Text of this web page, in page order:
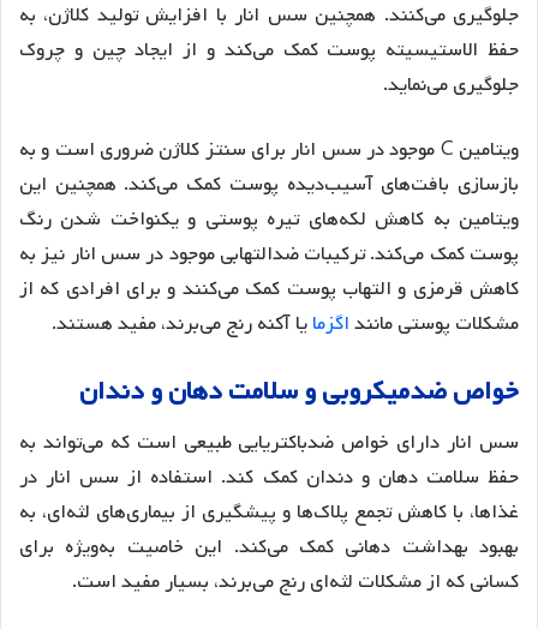
جلوگیری می‌کنند. همچنین سس انار با افزایش تولید کلاژن، به
حفظ الاستیسیته پوست کمک می‌کند و از ایجاد چین و چروک
جلوگیری می‌نماید.
ویتامین C موجود در سس انار برای سنتز کلاژن ضروری است و به
بازسازی بافت‌های آسیب‌دیده پوست کمک می‌کند. همچنین این
ویتامین به کاهش لکه‌های تیره پوستی و یکنواخت شدن رنگ
پوست کمک می‌کند. ترکیبات ضدالتهابی موجود در سس انار نیز به
کاهش قرمزی و التهاب پوست کمک می‌کنند و برای افرادی که از
مشکلات پوستی ماننداگزمایا آکنه رنج می‌برند، مفید هستند.
خواص ضدمیکروبی و سلامت دهان و دندان
سس انار دارای خواص ضدباکتریایی طبیعی است که می‌تواند به
حفظ سلامت دهان و دندان کمک کند. استفاده از سس انار در
غذاها، با کاهش تجمع پلاک‌ها و پیشگیری از بیماری‌های لثه‌ای، به
بهبود بهداشت دهانی کمک می‌کند. این خاصیت به‌ویژه برای
کسانی که از مشکلات لثه‌ای رنج می‌برند، بسیار مفید است.